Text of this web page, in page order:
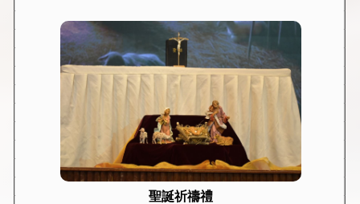
聖誕祈禱禮